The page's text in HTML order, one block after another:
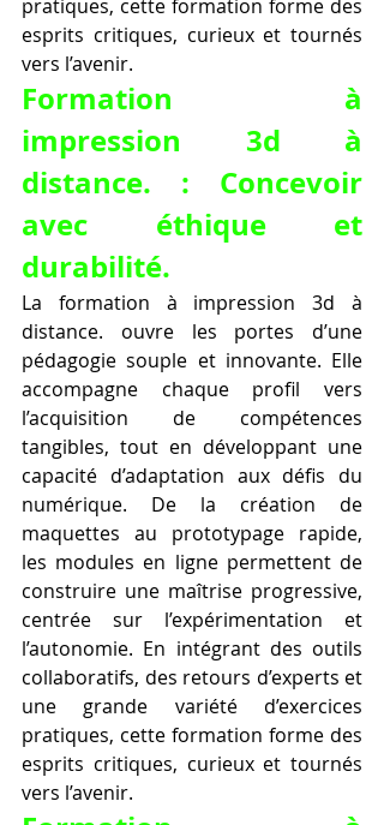
pratiques, cette formation forme des
esprits critiques, curieux et tournés
vers l’avenir.
Formation à
impression 3d à
distance. : Concevoir
avec éthique et
durabilité.
La formation à impression 3d à
distance. ouvre les portes d’une
pédagogie souple et innovante. Elle
accompagne chaque profil vers
l’acquisition de compétences
tangibles, tout en développant une
capacité d’adaptation aux défis du
numérique. De la création de
maquettes au prototypage rapide,
les modules en ligne permettent de
construire une maîtrise progressive,
centrée sur l’expérimentation et
l’autonomie. En intégrant des outils
collaboratifs, des retours d’experts et
une grande variété d’exercices
pratiques, cette formation forme des
esprits critiques, curieux et tournés
vers l’avenir.